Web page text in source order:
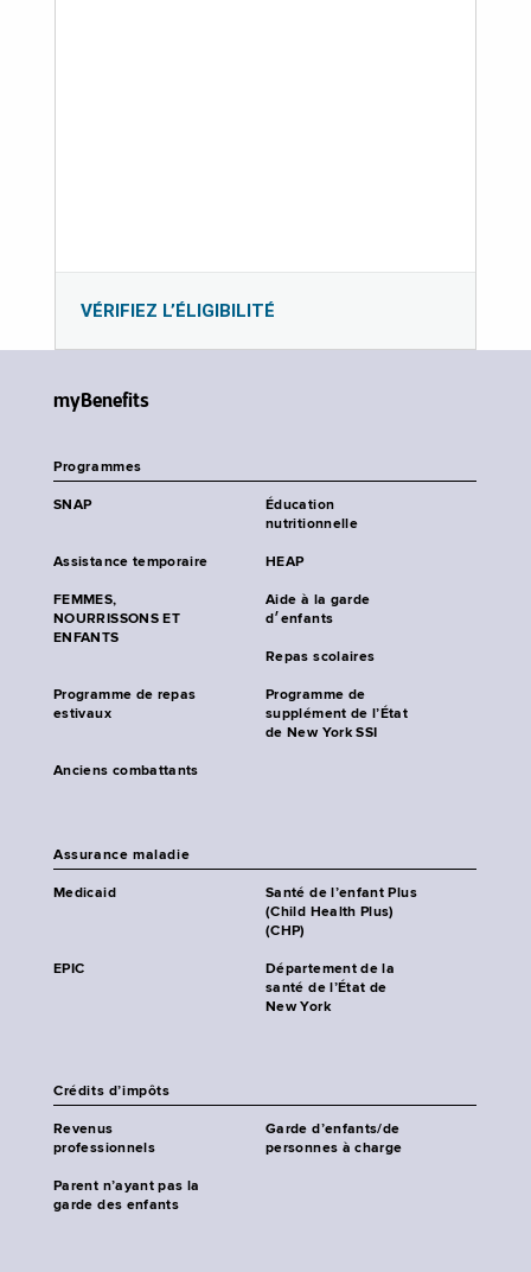
VÉRIFIEZ L’ÉLIGIBILITÉ
myBenefits
Programmes
SNAP
Éducation
nutritionnelle
Assistance temporaire HEAP
FEMMES,
NOURRISSONS ET
ENFANTS
Aide à la garde
d׳enfants
Repas scolaires
Programme de repas
estivaux
Programme de
supplément de l’État
de New York SSI
Anciens combattants
Assurance maladie
Medicaid
Santé de l’enfant Plus
(Child Health Plus)
(CHP)
EPIC
Département de la
santé de l’État de
New York
Crédits d’impôts
Revenus
professionnels
Garde d’enfants/de
personnes à charge
Parent n’ayant pas la
garde des enfants